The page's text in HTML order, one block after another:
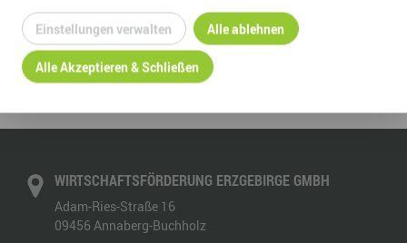
ZURÜCK ZUR ÜBERSICHT
WIRTSCHAFTSFÖRDERUNG ERZGEBIRGE GMBH
Adam-Ries-Straße 16
09456 Annaberg-Buchholz
Einstellungen verwalten Alle ablehnen
Alle Akzeptieren & Schließen